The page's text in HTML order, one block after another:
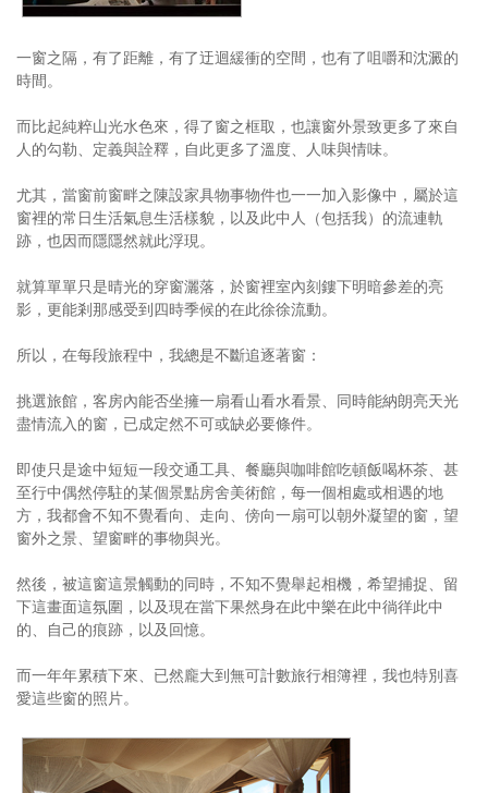
一窗之隔，有了距離，有了迂迴緩衝的空間，也有了咀嚼和沈澱的
時間。
而比起純粹山光水色來，得了窗之框取，也讓窗外景致更多了來自
人的勾勒、定義與詮釋，自此更多了溫度、人味與情味。
尤其，當窗前窗畔之陳設家具物事物件也一一加入影像中，屬於這
窗裡的常日生活氣息生活樣貌，以及此中人（包括我）的流連軌
跡，也因而隱隱然就此浮現。
就算單單只是晴光的穿窗灑落，於窗裡室內刻鏤下明暗參差的亮
影，更能剎那感受到四時季候的在此徐徐流動。
所以，在每段旅程中，我總是不斷追逐著窗：
挑選旅館，客房內能否坐擁一扇看山看水看景、同時能納朗亮天光
盡情流入的窗，已成定然不可或缺必要條件。
即使只是途中短短一段交通工具、餐廳與咖啡館吃頓飯喝杯茶、甚
至行中偶然停駐的某個景點房舍美術館，每一個相處或相遇的地
方，我都會不知不覺看向、走向、傍向一扇可以朝外凝望的窗，望
窗外之景、望窗畔的事物與光。
然後，被這窗這景觸動的同時，不知不覺舉起相機，希望捕捉、留
下這畫面這氛圍，以及現在當下果然身在此中樂在此中徜徉此中
的、自己的痕跡，以及回憶。
而一年年累積下來、已然龐大到無可計數旅行相簿裡，我也特別喜
愛這些窗的照片。